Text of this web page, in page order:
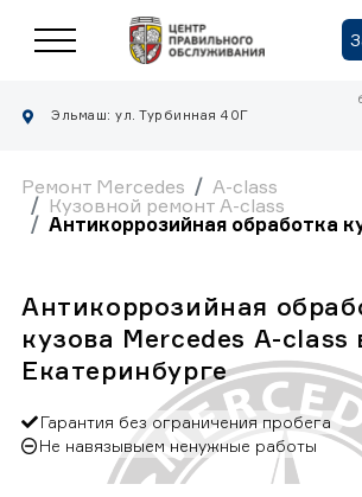
Эльмаш: ул. Турбинная 40Г
Ремонт Mercedes
A-class
Кузовной ремонт A-class
Антикоррозийная обработка
Антикоррозийная
кузова Mercedes A-class
Екатеринбурге
Гарантия без ограничения пробега
Не навязывыем ненужные работы